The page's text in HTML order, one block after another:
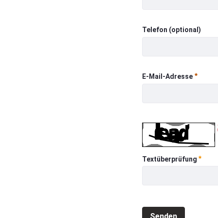
Telefon (optional)
E-Mail-Adresse
Erforderlich
Textüberprüfung